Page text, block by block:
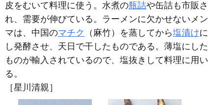
皮をむいて料理に使う。水煮の瓶詰や缶詰も市販さ
れ、需要が伸びている。ラーメンに欠かせないメン
マは、中国のマチク （麻竹）を蒸してから塩漬けに
し発酵させ、天日で干したものである。薄塩にした
ものが輸入されているので、塩抜きして料理に用い
る。
［星川清親］